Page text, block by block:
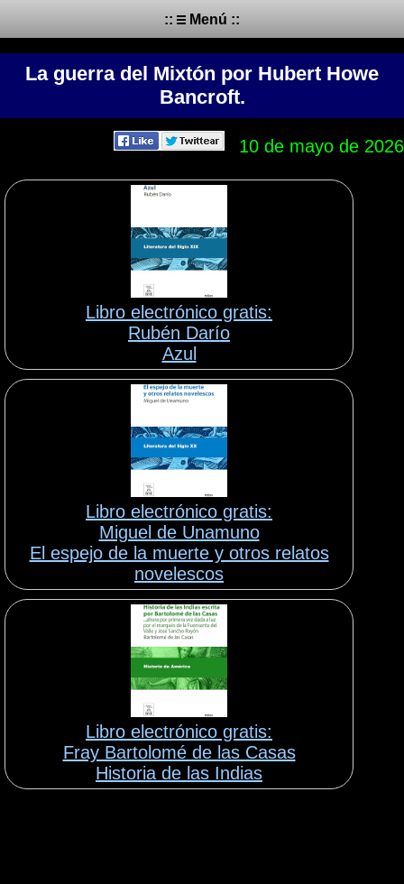
:: Menú ::
La guerra del Mixtón por Hubert Howe
Bancroft.
10 de mayo de 2026
Libro electrónico gratis:
Rubén Darío
Azul
Libro electrónico gratis:
Miguel de Unamuno
El espejo de la muerte y otros relatos
novelescos
Libro electrónico gratis:
Fray Bartolomé de las Casas
Historia de las Indias